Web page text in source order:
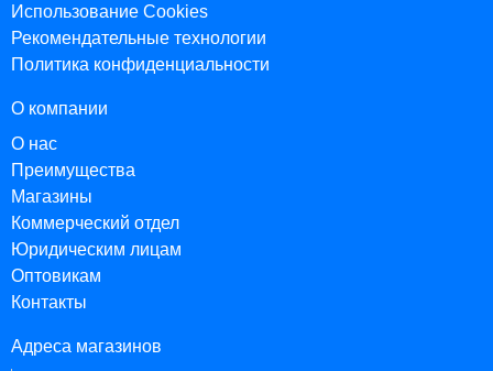
Использование Cookies
Рекомендательные технологии
Политика конфиденциальности
О компании
О нас
Преимущества
Магазины
Коммерческий отдел
Юридическим лицам
Оптовикам
Контакты
Адреса магазинов